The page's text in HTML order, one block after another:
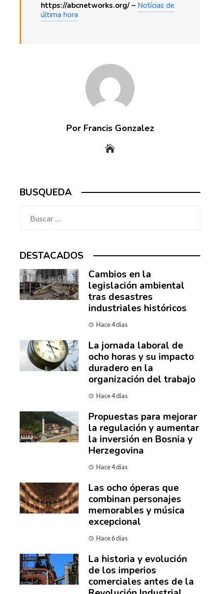
https://abcnetworks.org/ – Notícias de
última hora
Por Francis Gonzalez
BUSQUEDA
DESTACADOS
Cambios en la
legislación ambiental
tras desastres
industriales históricos
Hace 4 días
La jornada laboral de
ocho horas y su impacto
duradero en la
organización del trabajo
Hace 4 días
Propuestas para mejorar
la regulación y aumentar
la inversión en Bosnia y
Herzegovina
Hace 4 días
Las ocho óperas que
combinan personajes
memorables y música
excepcional
Hace 6 días
La historia y evolución
de los imperios
comerciales antes de la